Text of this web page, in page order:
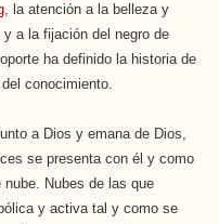
, la atención a la belleza y
y a la fijación del negro de
ha definido la historia de
conocimiento.
a Dios y emana de Dios,
se presenta con él y como
Nubes de las que
y activa tal y como se